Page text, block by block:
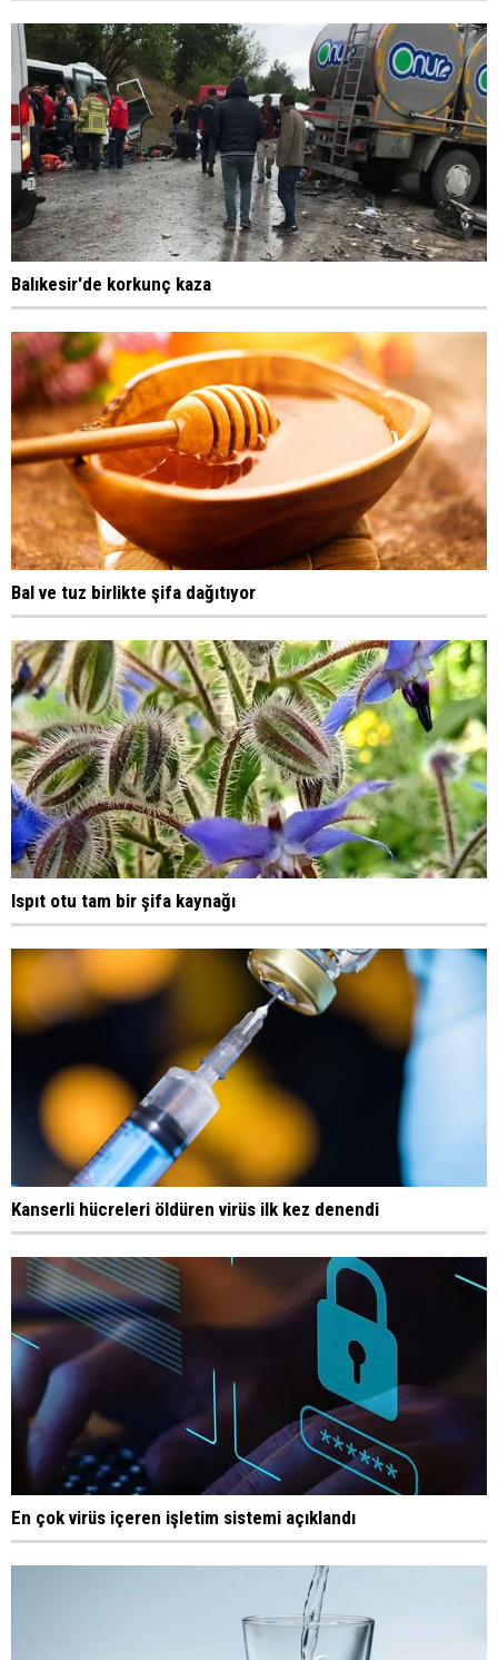
Balıkesir'de korkunç kaza
Bal ve tuz birlikte şifa dağıtıyor
Ispıt otu tam bir şifa kaynağı
Kanserli hücreleri öldüren virüs ilk kez denendi
En çok virüs içeren işletim sistemi açıklandı